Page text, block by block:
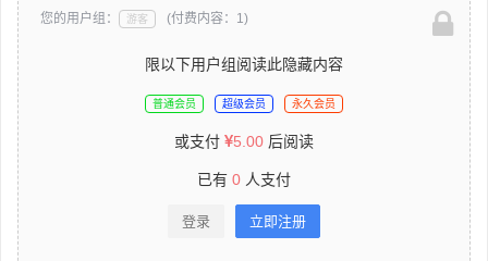
您的用户组： 游客 (付费内容：1)
限以下用户组阅读此隐藏内容
普通会员 超级会员 永久会员
或支付 5.00 后阅读
已有 0 人支付
登录 立即注册